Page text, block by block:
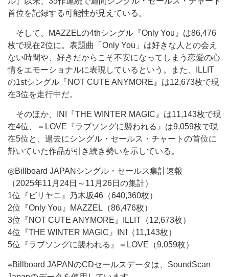
首位を記録する可能性が見えている。
そして、MAZZELの4thシングル『Only You』は86,476
枚で現在2位に。表題曲「Only You」は好きな人との会え
ない時間や、好きだからこそ不安になってしまう恋愛の心
情をエモーショナルに表現しているという。また、ILLIT
の1stシングル『NOT CUTE ANYMORE』は12,673枚で現
在3位を走行中だ。
そのほか、INI『THE WINTER MAGIC』は11,143枚で現
在4位、＝LOVE『ラブソングに襲われる』は9,059枚で現
在5位と、過去にシングル・セールス・チャートの首位に
輝いていた作品が引き続き勢いを示している。
◎Billboard JAPANシングル・セールス集計速報
（2025年11月24日～11月26日の集計）
1位『ビリヤニ』乃木坂46（640,360枚）
2位『Only You』MAZZEL（86,476枚）
3位『NOT CUTE ANYMORE』ILLIT（12,673枚）
4位『THE WINTER MAGIC』INI（11,143枚）
5位『ラブソングに襲われる』＝LOVE（9,059枚）
※Billboard JAPANのCDセールスデータは、SoundScan